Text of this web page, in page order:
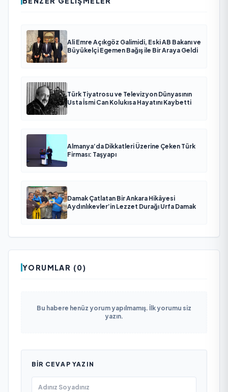
Ali Emre Açıkgöz Galimidi, Eski AB Bakanı ve
Büyükelçi Egemen Bağış ile Bir Araya Geldi
Türk Tiyatrosu ve Televizyon Dünyasının
Usta İsmi Can Kolukısa Hayatını Kaybetti
Almanya’da Dikkatleri Üzerine Çeken Türk
Firması: Taşyapı
Damak Çatlatan Bir Ankara Hikâyesi
Aydınlıkevler’in Lezzet Durağı Urfa Damak
YORUMLAR (0)
Bu habere henüz yorum yapılmamış. İlk yorumu siz
yazın.
BIR CEVAP YAZIN